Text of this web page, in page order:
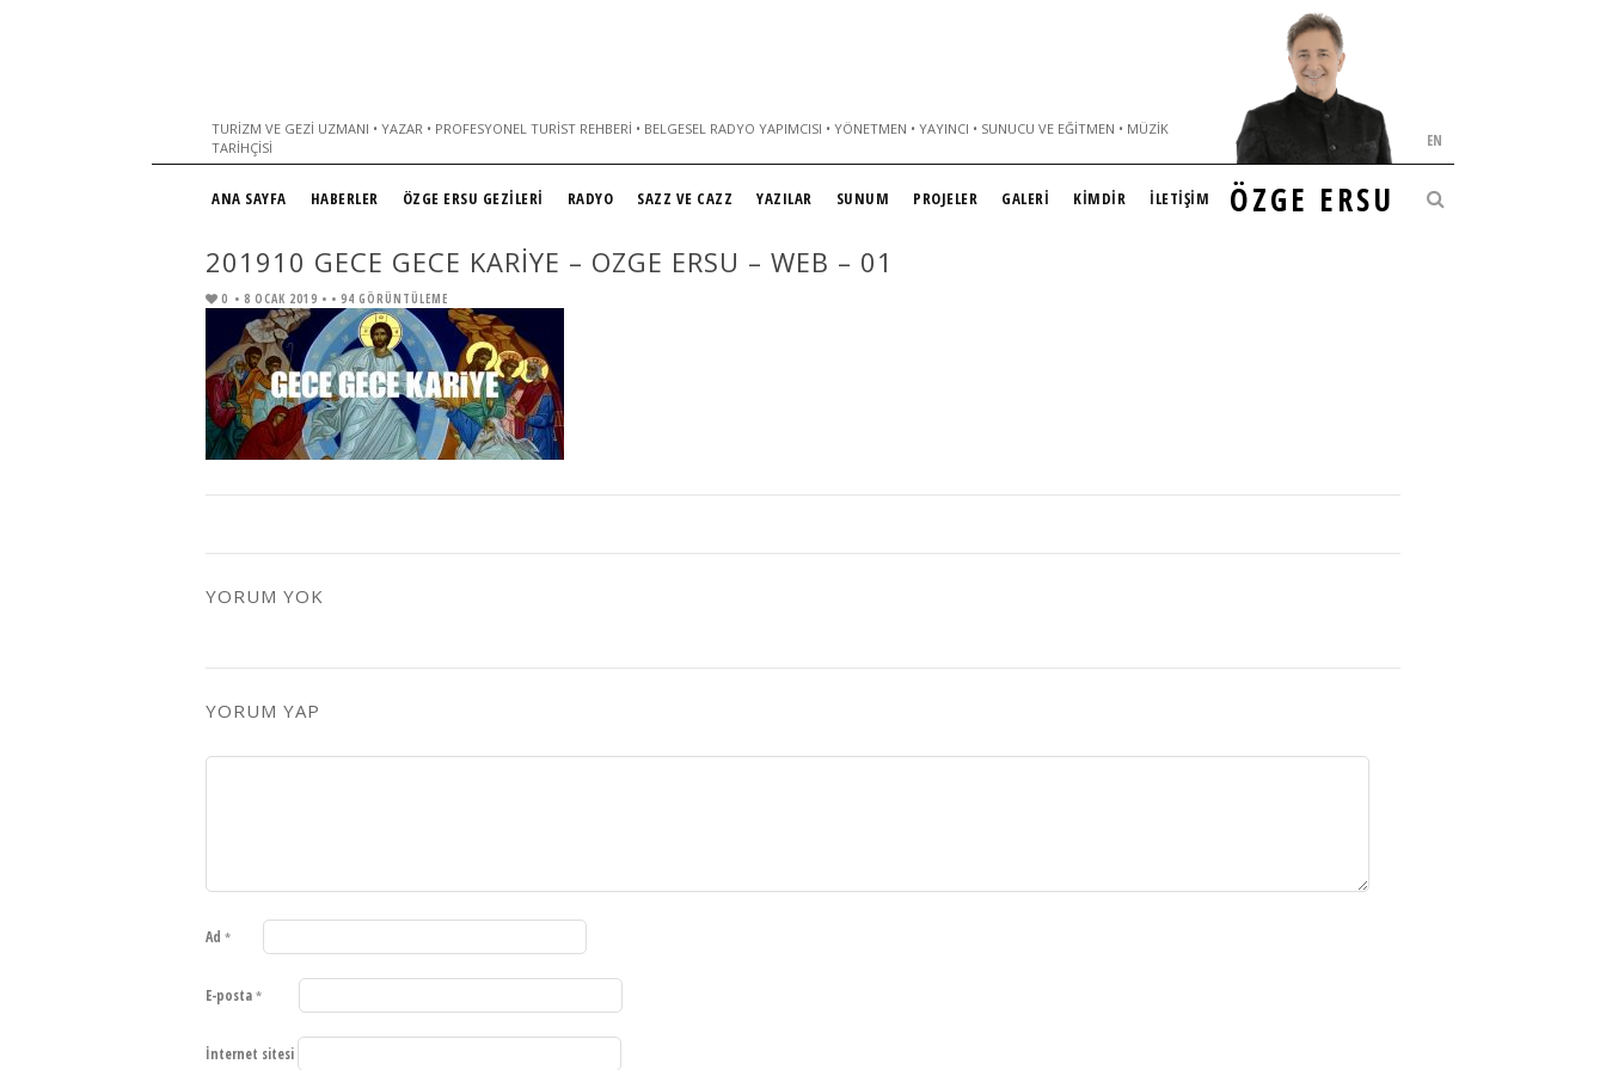
TURIZM VE GEZI UZMANI • YAZAR • PROFESYONEL TURIST REHBERI • BELGESEL RADYO YAPIMCISI • YÖNETMEN • YAYINCI • SUNUCU VE EĞITMEN • MÜZIK
TARIHÇISI
ÖZGE ERSU
EN
ANA SAYFA HABERLER ÖZGE ERSU GEZİLERİ RADYO SAZZ VE CAZZ YAZILAR SUNUM PROJELER GALERİ KİMDİR İLETİŞİM
201910 GECE GECE KARIYE – OZGE ERSU – WEB – 01
0 • 8 OCAK 2019 • • 94 GÖRÜNTÜLEME
YORUM YOK
YORUM YAP
Ad *
E-posta *
İnternet sitesi